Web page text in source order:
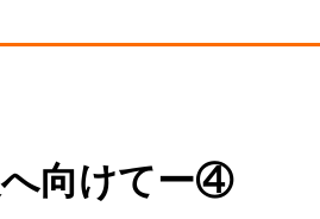
向けてー④